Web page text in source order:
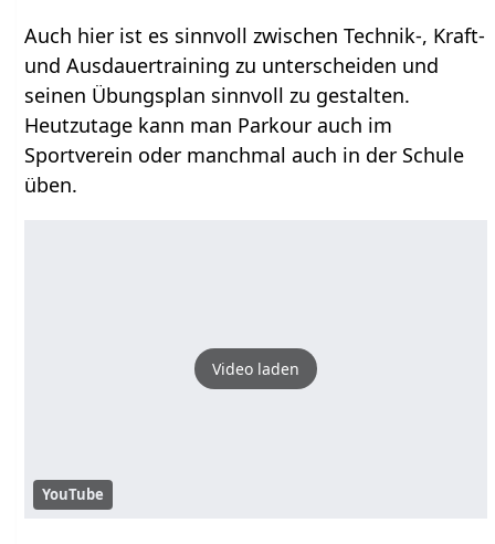
Auch hier ist es sinnvoll zwischen Technik-, Kraft-
und Ausdauertraining zu unterscheiden und
seinen Übungsplan sinnvoll zu gestalten.
Heutzutage kann man Parkour auch im
Sportverein oder manchmal auch in der Schule
üben.
Video laden
YouTube